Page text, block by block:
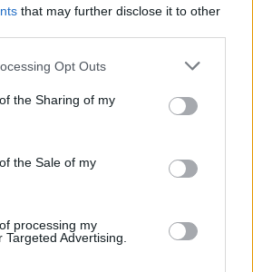
that may further disclose it to other
Opt Outs
the Sharing of my
the Sale of my
processing my
Advertising.
csütörtök
de
turizmus